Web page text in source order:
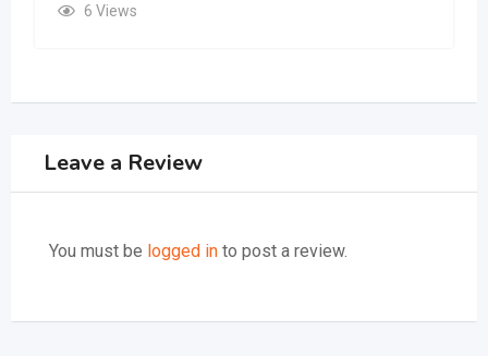
6 Views
Leave a Review
You must be logged in to post a review.